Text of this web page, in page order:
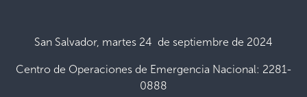
San Salvador, martes 24 de septiembre de 2024
Centro de Operaciones de Emergencia Nacional: 2281-
0888